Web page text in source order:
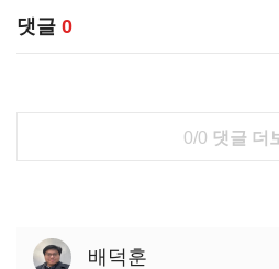
댓글 0
0/0 댓글 더
배덕훈